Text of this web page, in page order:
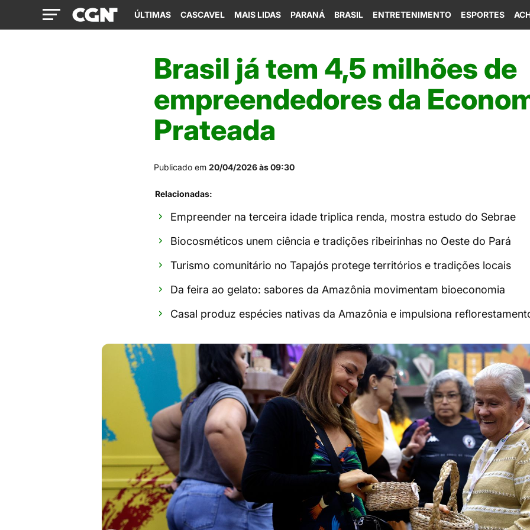
ÚLTIMAS CASCAVEL MAIS LIDAS PARANÁ BRASIL ENTRETENIMENTO ESPORTES
Brasil já tem 4,5 milhões de
empreendedores da
Prateada
Publicado em 20/04/2026 às 09:30
Relacionadas:
Empreender na terceira idade triplica renda, mostra estudo do Sebrae
Biocosméticos unem ciência e tradições ribeirinhas no Oeste do Pará
Turismo comunitário no Tapajós protege territórios e tradições locais
Da feira ao gelato: sabores da Amazônia movimentam bioeconomia
Casal produz espécies nativas da Amazônia e impulsiona